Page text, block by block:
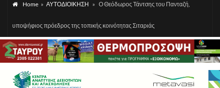
Home » ΑΥΤΟΔΙΟΙΚΗΣΗ » Ο Θεόδωρος Τάντσης του Πανταζή,
υποψήφιος πρόεδρος της τοπικής κοινότητας Σιταριάς